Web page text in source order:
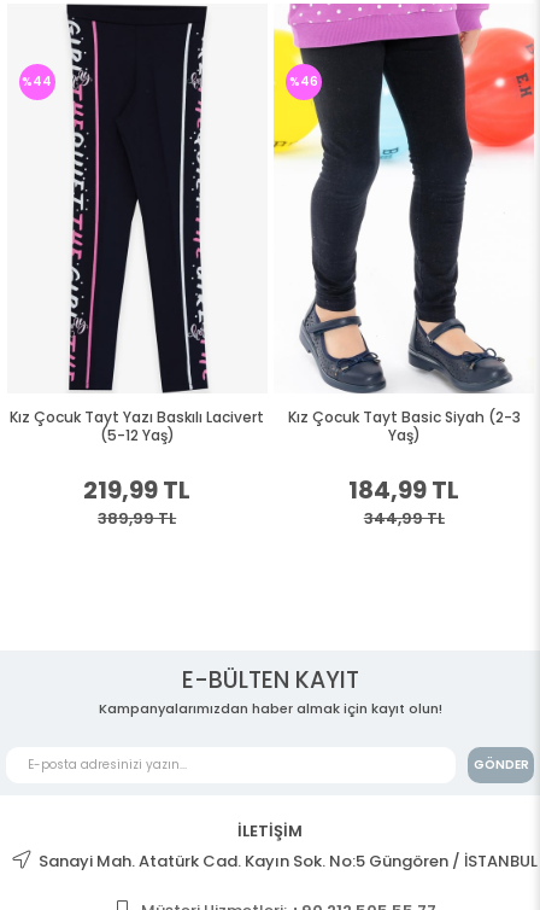
Kız Çocuk Tayt Yazı Baskılı Lacivert
(5-12 Yaş)
219,99 TL
389,99 TL
%44
Kız Çocuk Tayt Basic Siyah (2-3
Yaş)
184,99 TL
344,99 TL
%46
E-BÜLTEN KAYIT
Kampanyalarımızdan haber almak için kayıt olun!
GÖNDER
İLETİŞİM
Sanayi Mah. Atatürk Cad. Kayın Sok. No:5 Güngören / İSTANBUL